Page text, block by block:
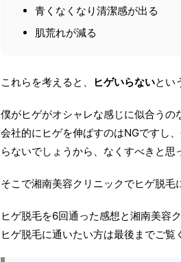
青くなくなり清潔感が出る
肌荒れが減る
これらを考えると、 ヒゲいらないとい
僕がヒゲがオシャレな感じに似合うの
会社的にヒゲを伸ばすのはNGですし
らないでしょうから、なくすべきと思
そこで湘南美容クリニックでヒゲ脱毛
ヒゲ脱毛を6回通った感想と湘南美容
ヒゲ脱毛に通いたい方は最後までご覧